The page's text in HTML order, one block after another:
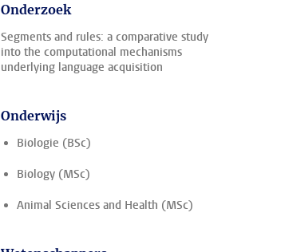
Onderzoek
Segments and rules: a comparative study
into the computational mechanisms
underlying language acquisition
Onderwijs
Biologie (BSc)
Biology (MSc)
Animal Sciences and Health (MSc)